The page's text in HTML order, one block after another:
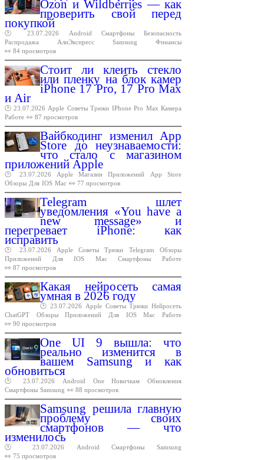
Ozon и Wildberries — как
проверить свой перед
покупкой
🕑 23.07.2026 Android Смартфоны
Безопасность
Распродажа
АлиЭкспресс Samsung
Финансы
👀 84 просмотров
Стоит ли клеить стекло
или пленку на блок камер
iPhone 17 Pro, 17 Pro Max
и Air
🕑 23.07.2026 Apple Советы Трюки IPhone Pro Max Камера
Работе 👀 87 просмотров
Вайбкодинг изменил App
Store до неузнаваемости:
что стало с магазином
приложений Apple
🕑 23.07.2026 Apple Магазин Приложений App
Store
Обзоры Для IOS Mac 👀 77 просмотров
Telegram шлет
уведомления «You have a
new message» и
перегревает iPhone: как
исправить
🕑 23.07.2026 Apple Советы Трюки Telegram
Обзоры
Приложений
Для IOS Mac Смартфоны
Работе
👀 87 просмотров
Какая нейросеть самая
умная в 2026 году
🕑 23.07.2026 Apple Советы Трюки Нейросеть
ChatGPT
Обзоры Приложений Для IOS Mac
Работе
👀 90 просмотров
One UI 9 вышла: что
реально изменится в
вашем Samsung и как
обновиться
🕑 23.07.2026 Android One Новичкам
Обновления
Смартфоны Samsung 👀 88 просмотров
Samsung решила главную
проблему своих
смартфонов — что
изменилось
🕑 23.07.2026 Android Смартфоны
Samsung
👀 75 просмотров